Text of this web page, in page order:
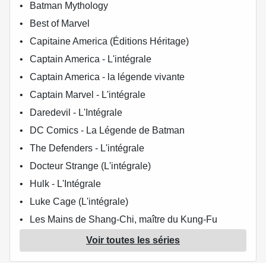
Batman Mythology
Best of Marvel
Capitaine America (Éditions Héritage)
Captain America - L'intégrale
Captain America - la légende vivante
Captain Marvel - L'intégrale
Daredevil - L'Intégrale
DC Comics - La Légende de Batman
The Defenders - L'intégrale
Docteur Strange (L'intégrale)
Hulk - L'Intégrale
Luke Cage (L'intégrale)
Les Mains de Shang-Chi, maître du Kung-Fu
Le meilleur des Super-Héros Marvel
Marvel - Les Grandes Alliances
Voir toutes les séries